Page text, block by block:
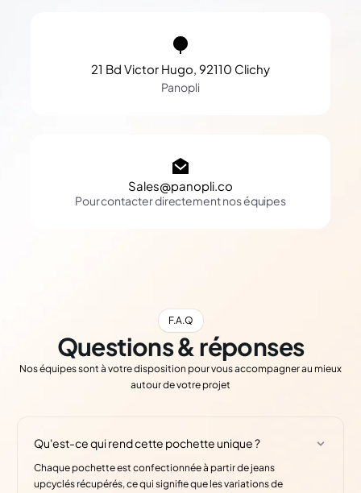
21 Bd Victor Hugo, 92110 Clichy
Panopli
Sales@panopli.co
Pour contacter directement nos équipes
F.A.Q
Questions & réponses
Nos équipes sont à votre disposition pour vous accompagner au mieux
autour de votre projet
Qu'est-ce qui rend cette pochette unique ?
Chaque pochette est confectionnée à partir de jeans
upcyclés récupérés, ce qui signifie que les variations de